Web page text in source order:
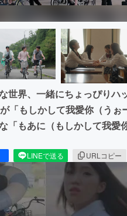
世界、一緒にちょっぴりハ
「もしかして我愛你（う
「もあに（もしかして我
LINEで送る URLコピー